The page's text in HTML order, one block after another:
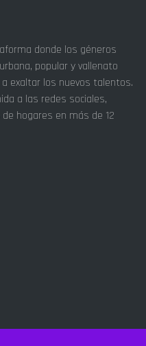
donde los géneros
popular y vallenato
exaltar los nuevos talentos.
a las redes sociales,
hogares en más de 12